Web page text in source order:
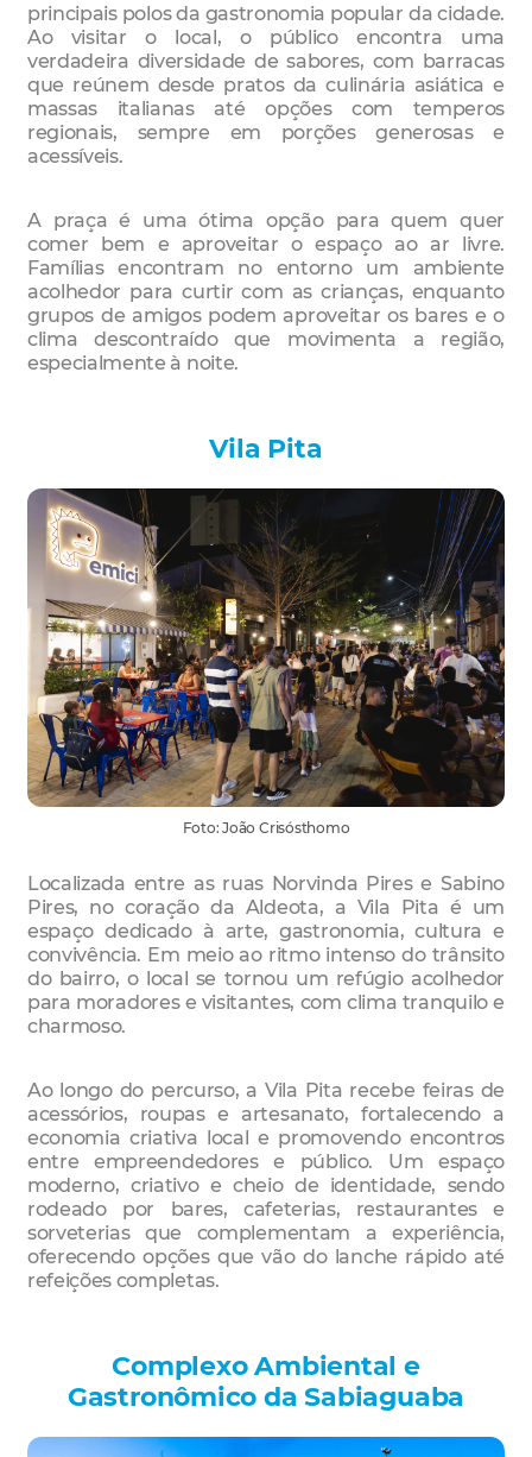
principais polos da gastronomia popular da cidade.
Ao visitar o local, o público encontra uma
verdadeira diversidade de sabores, com barracas
que reúnem desde pratos da culinária asiática e
massas italianas até opções com temperos
regionais, sempre em porções generosas e
acessíveis.
A praça é uma ótima opção para quem quer
comer bem e aproveitar o espaço ao ar livre.
Famílias encontram no entorno um ambiente
acolhedor para curtir com as crianças, enquanto
grupos de amigos podem aproveitar os bares e o
clima descontraído que movimenta a região,
especialmente à noite.
Vila Pita
Foto: João Crisósthomo
Localizada entre as ruas Norvinda Pires e Sabino
Pires, no coração da Aldeota, a Vila Pita é um
espaço dedicado à arte, gastronomia, cultura e
convivência. Em meio ao ritmo intenso do trânsito
do bairro, o local se tornou um refúgio acolhedor
para moradores e visitantes, com clima tranquilo e
charmoso.
Ao longo do percurso, a Vila Pita recebe feiras de
acessórios, roupas e artesanato, fortalecendo a
economia criativa local e promovendo encontros
entre empreendedores e público. Um espaço
moderno, criativo e cheio de identidade, sendo
rodeado por bares, cafeterias, restaurantes e
sorveterias que complementam a experiência,
oferecendo opções que vão do lanche rápido até
refeições completas.
Complexo Ambiental e
Gastronômico da Sabiaguaba